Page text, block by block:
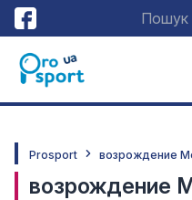
Prosport возрождение
возрождение